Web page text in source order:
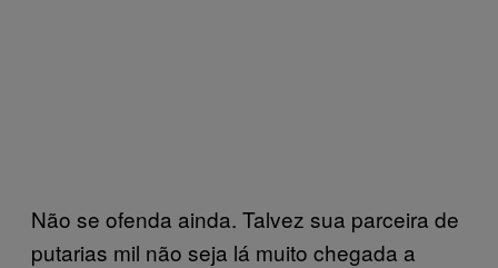
Não se ofenda ainda. Talvez sua parceira de
putarias mil não seja lá muito chegada a